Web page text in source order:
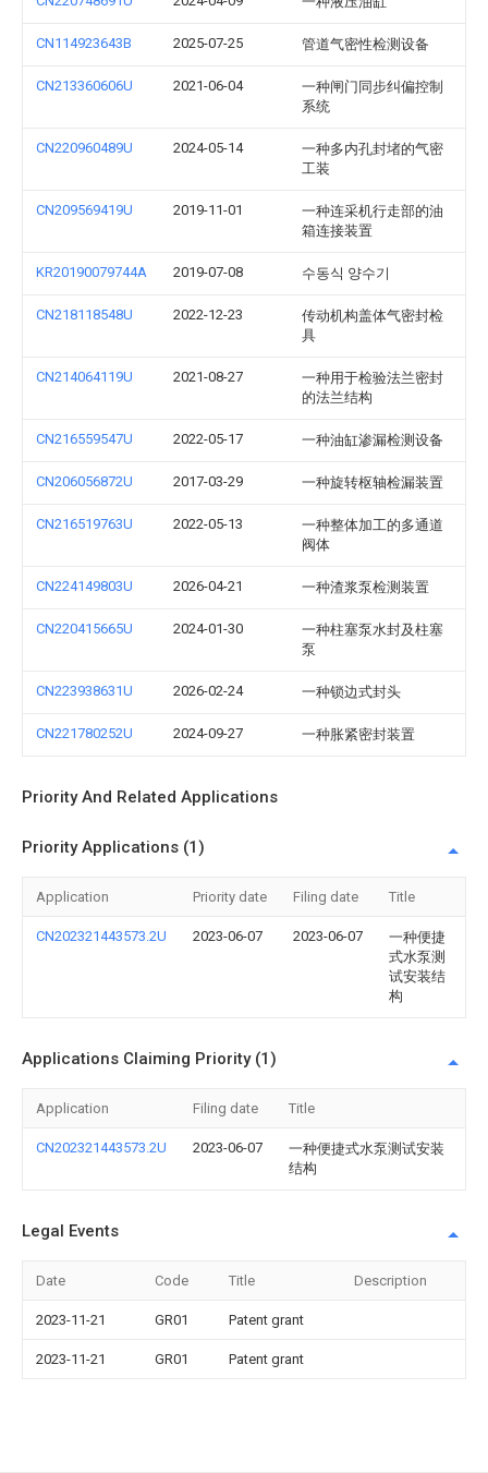
CN114923643B 2025-07-25 管道气密性检测设备
CN213360606U 2021-06-04
一种闸门同步纠偏控制
系统
CN220960489U 2024-05-14
一种多内孔封堵的气密
工装
CN209569419U 2019-11-01
一种连采机行走部的油
箱连接装置
KR20190079744A 2019-07-08 수동식 양수기
CN218118548U 2022-12-23
传动机构盖体气密封检
具
CN214064119U 2021-08-27
一种用于检验法兰密封
的法兰结构
CN216559547U 2022-05-17 一种油缸渗漏检测设备
CN206056872U 2017-03-29 一种旋转枢轴检漏装置
CN216519763U 2022-05-13
一种整体加工的多通道
阀体
CN224149803U 2026-04-21 一种渣浆泵检测装置
CN220415665U 2024-01-30
一种柱塞泵水封及柱塞
泵
CN223938631U 2026-02-24 一种锁边式封头
CN221780252U 2024-09-27 一种胀紧密封装置
Priority And Related Applications
Priority Applications (1)
Application Priority date Filing date Title
CN202321443573.2U 2023-06-07 2023-06-07
一种便捷
式水泵测
试安装结
构
Applications Claiming Priority (1)
Application Filing date Title
CN202321443573.2U 2023-06-07
一种便捷式水泵测试安装
结构
Legal Events
Date Code Title Description
2023-11-21 GR01 Patent grant
2023-11-21 GR01 Patent grant